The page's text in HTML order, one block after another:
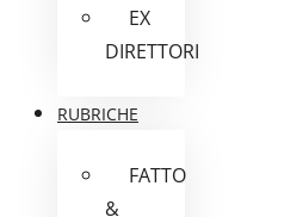
EX
DIRETTORI
RUBRICHE
FATTO
&